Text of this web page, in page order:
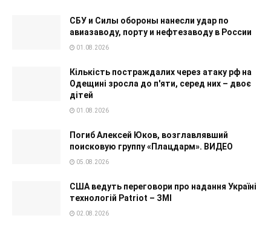
СБУ и Силы обороны нанесли удар по
авиазаводу, порту и нефтезаводу в России
01.08.2026
Кількість постраждалих через атаку рф на
Одещині зросла до п'яти, серед них – двоє
дітей
01.08.2026
Погиб Алексей Юков, возглавлявший
поисковую группу «Плацдарм». ВИДЕО
05.08.2026
США ведуть переговори про надання Україні
технологій Patriot – ЗМІ
02.08.2026